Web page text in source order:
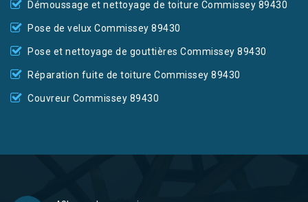
Démoussage et nettoyage de toiture Commissey 89430
Pose de velux Commissey 89430
Pose et nettoyage de gouttières Commissey 89430
Réparation fuite de toiture Commissey 89430
Couvreur Commissey 89430